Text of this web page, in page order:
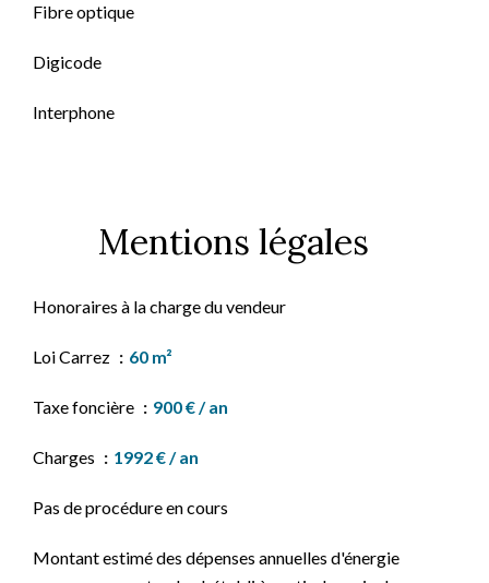
Fibre optique
Digicode
Interphone
Mentions légales
Honoraires à la charge du vendeur
Loi Carrez 60 m²
Taxe foncière 900 € / an
Charges 1992 € / an
Pas de procédure en cours
Montant estimé des dépenses annuelles d'énergie